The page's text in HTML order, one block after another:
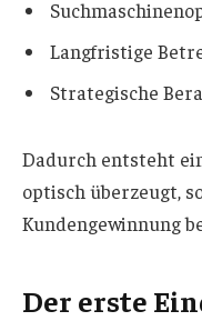
Langfristige
Strategische
Dadurch entsteht
optisch überzeugt,
Kundengewinnung
Der erste